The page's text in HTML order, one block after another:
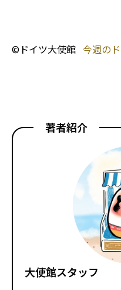
©ドイツ大使館 今週の
著者紹介
大使館スタッフ